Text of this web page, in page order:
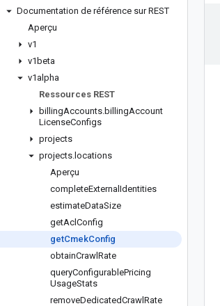
Documentation de référence sur REST
Aperçu
v1
v1beta
v1alpha
Ressources REST
billingAccounts.billingAccount
LicenseConfigs
projects
projects. locations
Aperçu
completeExternal Identities
estimateDataSize
getAcl Config
getCmekConfig
obtainCrawl Rate
queryConfigurablePricing
UsageStats
removeDedicatedCrawl Rate